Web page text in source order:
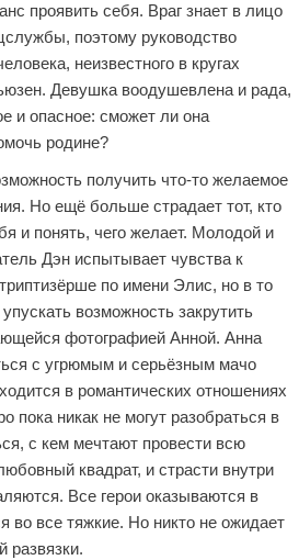
проявить себя. Враг знает в лицо
поэтому руководство
неизвестного в кругах
Девушка воодушевлена и рада,
и опасное: сможет ли она
родине?
получить что-то желаемое
Но ещё больше страдает тот, кто
и понять, чего желает. Молодой и
Дэн испытывает чувства к
по имени Элис, но в то
возможность закрутить
фотографией Анной. Анна
с угрюмым и серьёзным мачо
в романтических отношениях
пока никак не могут разобраться в
с кем мечтают провести всю
квадрат, и страсти внутри
Все герои оказываются в
во все тяжкие. Но никто не ожидает
развязки.